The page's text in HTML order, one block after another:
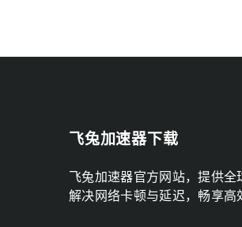
飞兔加速器下载
飞兔加速器官方网站，提供全
解决网络卡顿与延迟，畅享高